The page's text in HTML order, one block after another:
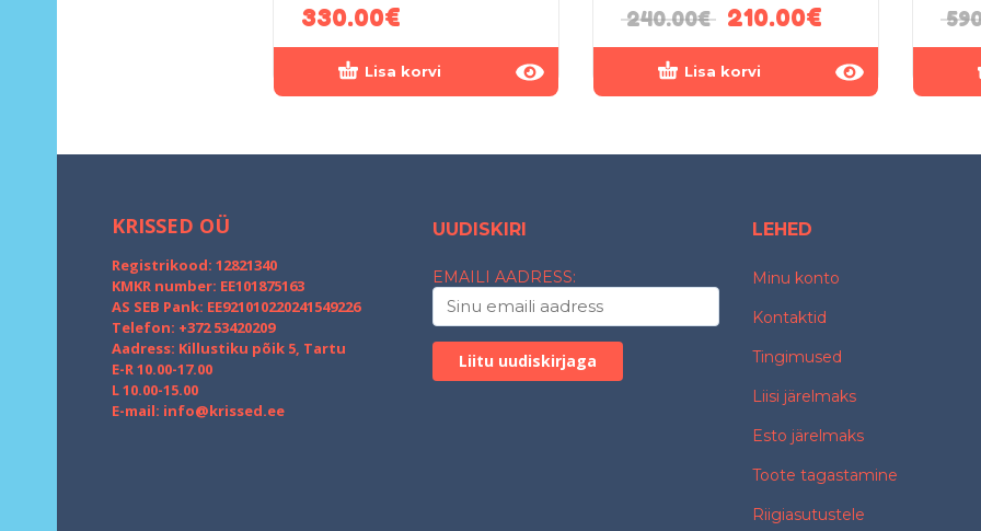
330.00€
Lisa korvi
240.00€ 210.00€
Lisa korvi
KRISSED OÜ
Registrikood: 12821340
KMKR number: EE101875163
AS SEB Pank: EE921010220241549226
Telefon: +372 53420209
Aadress: Killustiku põik 5, Tartu
E-R 10.00-17.00
L 10.00-15.00
E-mail: info@krissed.ee
UUDISKIRI
EMAILI AADRESS:
LEHED
Minu konto
Kontaktid
Tingimused
Liisi järelmaks
Esto järelmaks
Toote tagastamine
Riigiasutustele